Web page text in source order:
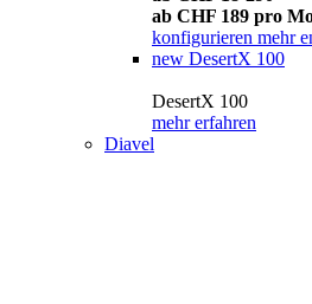
ab CHF 189 pro
konfigurieren mehr
new DesertX 100
DesertX 100
mehr erfahren
Diavel